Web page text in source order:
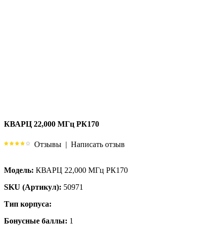
КВАРЦ 22,000 МГц РК170
Отзывы | Написать отзыв
Модель: КВАРЦ 22,000 МГц РК170
SKU (Артикул): 50971
Тип корпуса:
Бонусные баллы: 1